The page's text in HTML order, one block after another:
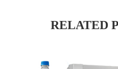
RELATED